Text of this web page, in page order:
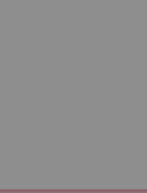
О рождении
спустя несколько